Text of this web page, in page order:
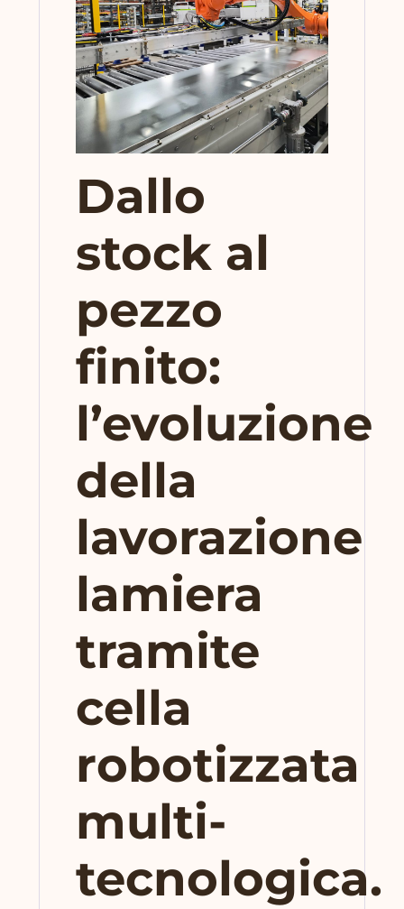
Dallo
stock al
pezzo
finito:
l’evoluzione
della
lavorazione
lamiera
tramite
cella
robotizzata
multi-
tecnologica.